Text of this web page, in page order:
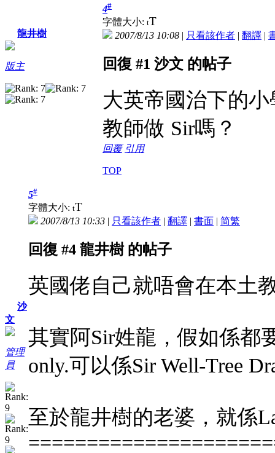
龍井樹
版主
4#
字體大小: tT
2007/8/13 10:08 | 只看該作者 | 翻譯 |
回復 #1 沙文 的帖子
大英帝國治下的
教師做 Sir嗎？
回覆 引用
TOP
沙
文
管理
員
5#
字體大小: tT
2007/8/13 10:33 | 只看該作者 | 翻譯 | 書面 | 简繁
回復 #4 龍井樹 的帖子
英國佬自己就唔會在本土
其實阿Sir姓龍，假如係都
only.可以係Sir Well-Tree
至於龍井樹的老婆，就係